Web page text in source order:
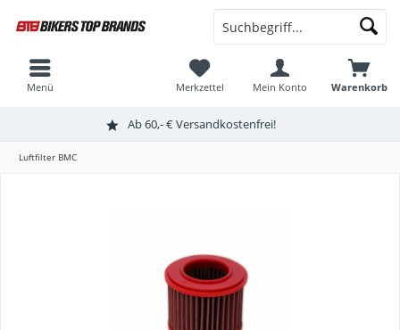
Ab 60,- € Versandkostenfrei!
Warenkorb
Merkzettel Mein Konto
Menü
Luftfilter BMC